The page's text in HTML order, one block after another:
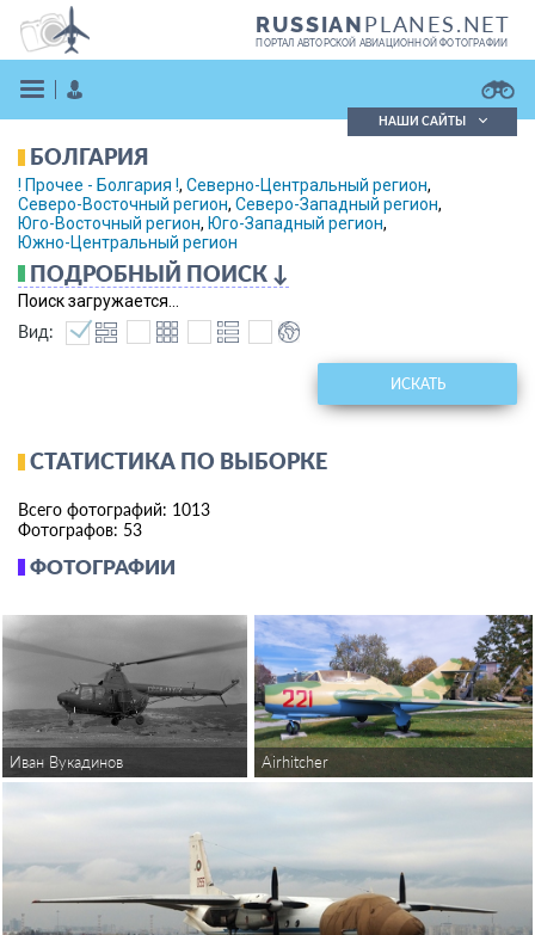
RUSSIANPLANES.NET
ПОРТАЛ АВТОРСКОЙ АВИАЦИОННОЙ ФОТОГРАФИИ
ВОЙТИ
Поиск в реестре
Кратко
Подробно
НАШИ САЙТЫ
БОЛГАРИЯ
! Прочее - Болгария !, Северно-Центральный регион,
Северо-Восточный регион, Северо-Западный регион,
Юго-Восточный регион, Юго-Западный регион,
Южно-Центральный регион
ФОТОГРАФИИ
Иван Вукадинов Airhitcher
ПОДРОБНЫЙ ПОИСК ↓
Поиск загружается...
Вид:
ИСКАТЬ
СТАТИСТИКА ПО ВЫБОРКЕ
Всего фотографий: 1013
Фотографов: 53